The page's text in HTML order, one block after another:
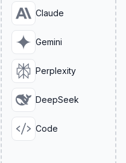
Claude
Gemini
Perplexity
DeepSeek
Code